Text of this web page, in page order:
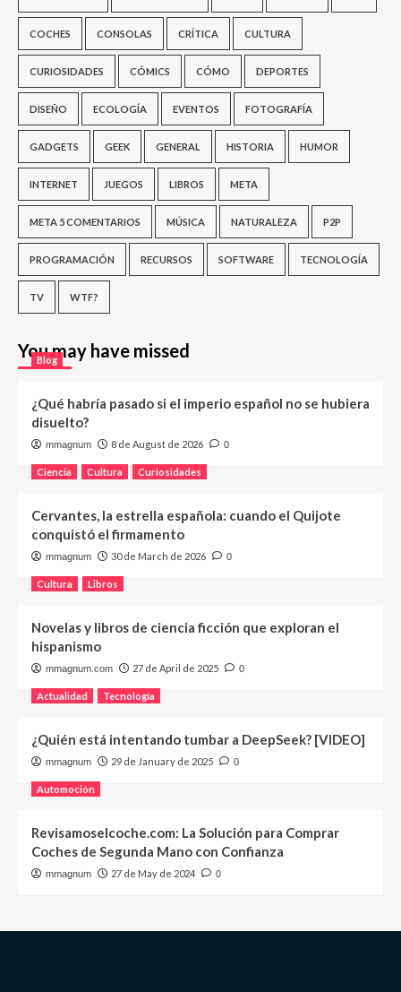
COCHES CONSOLAS CRÍTICA CULTURA
CURIOSIDADES CÓMICS CÓMO DEPORTES
DISEÑO ECOLOGÍA EVENTOS FOTOGRAFÍA
GADGETS GEEK GENERAL HISTORIA HUMOR
INTERNET JUEGOS LIBROS META
META 5 COMENTARIOS MÚSICA NATURALEZA P2P
PROGRAMACIÓN RECURSOS SOFTWARE TECNOLOGÍA
TV WTF?
You may have missed
Blog
¿Qué habría pasado si el imperio español no se hubiera
disuelto?
mmagnum 8 de August de 2026 0
Ciencia Cultura Curiosidades
Cervantes, la estrella española: cuando el Quijote
conquistó el firmamento
mmagnum 30 de March de 2026 0
Cultura Libros
Novelas y libros de ciencia ficción que exploran el
hispanismo
mmagnum.com 27 de April de 2025 0
Actualidad Tecnología
¿Quién está intentando tumbar a DeepSeek? [VIDEO]
mmagnum 29 de January de 2025 0
Automoción
Revisamoselcoche.com: La Solución para Comprar
Coches de Segunda Mano con Confianza
mmagnum 27 de May de 2024 0